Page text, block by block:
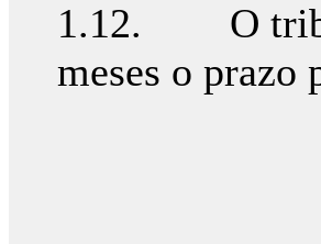
1.12. O
meses o